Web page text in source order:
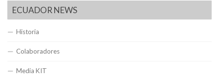
ECUADOR NEWS
Historia
Colaboradores
Media KIT